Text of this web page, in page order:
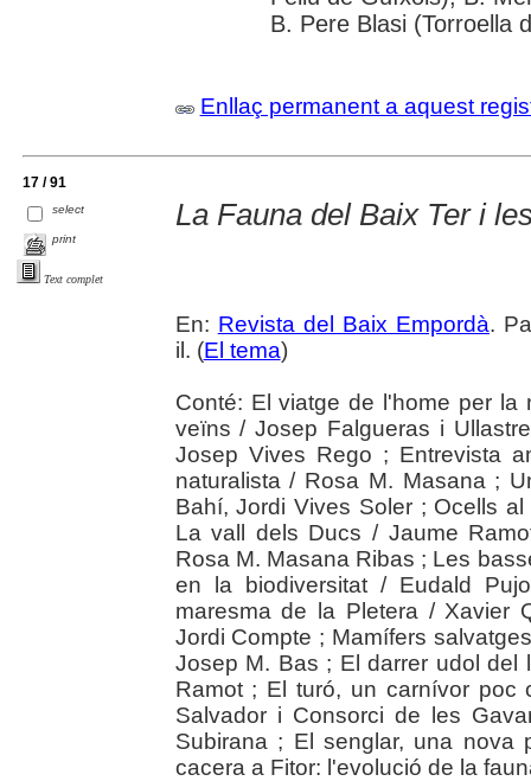
B. Pere Blasi (Torroella
Enllaç permanent a aquest
17 / 91
select
print
Text complet
La Fauna del Baix Ter i
En: Revista del Baix Empordà.
il. (El tema)
Conté: El viatge de l'home per la
veïns / Josep Falgueras i
Josep Vives Rego ; Entrevista
naturalista / Rosa M. Masana ;
Bahí, Jordi Vives Soler ; Ocells
La vall dels Ducs / Jaume
Rosa M. Masana Ribas ; Les
en la biodiversitat / Eudald
maresma de la Pletera / Xavier
Jordi Compte ; Mamífers
Josep M. Bas ; El darrer udol del
Ramot ; El turó, un carnívor poc
Salvador i Consorci de les
Subirana ; El senglar, una
cacera a Fitor: l'evolució de la